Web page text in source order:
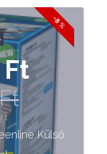
-8 %
Külső